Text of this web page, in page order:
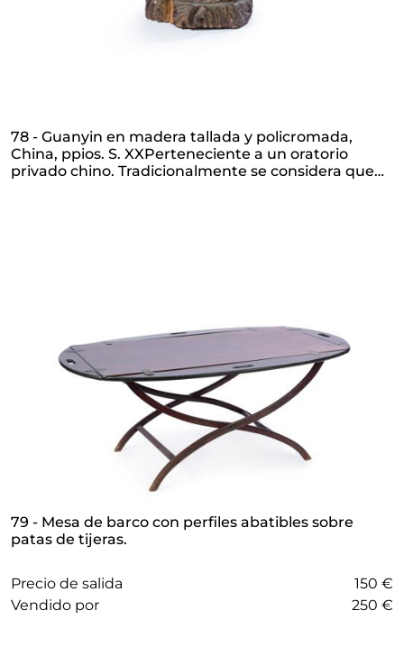
78 - Guanyin en madera tallada y policromada,
China, ppios. S. XXPerteneciente a un oratorio
privado chino. Tradicionalmente se considera que
79 - Mesa de barco con perfiles abatibles sobre
patas de tijeras.
Precio de salida
150 €
vendido por
250 €